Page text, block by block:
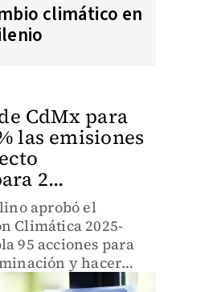
climático en
CdMx para
las emisiones
2...
aprobó el
Climática 2025-
95 acciones para
y hacer